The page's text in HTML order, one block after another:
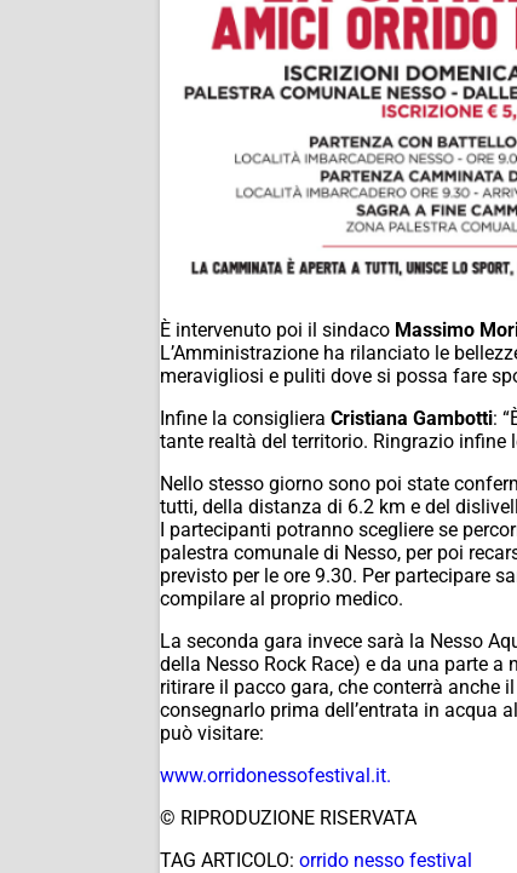
È intervenuto poi il sindaco Massimo
L’Amministrazione ha rilanciato le
meravigliosi e puliti dove si possa fare
Infine la consigliera Cristiana Gambotti:
tante realtà del territorio. Ringrazio infine
Nello stesso giorno sono poi state
tutti, della distanza di 6.2 km e del
I partecipanti potranno scegliere se
palestra comunale di Nesso, per poi
previsto per le ore 9.30. Per partecipare
compilare al proprio medico.
La seconda gara invece sarà la Nesso
della Nesso Rock Race) e da una parte
ritirare il pacco gara, che conterrà anche
consegnarlo prima dell’entrata in acqua
può visitare:
www.orridonessofestival.it.
© RIPRODUZIONE RISERVATA
TAG ARTICOLO: orrido nesso festival